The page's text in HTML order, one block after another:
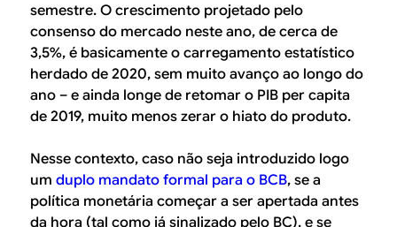
semestre. O crescimento projetado pelo
consenso do mercado neste ano, de cerca de
3,5%, é basicamente o carregamento estatístico
herdado de 2020, sem muito avanço ao longo do
ano – e ainda longe de retomar o PIB per capita
de 2019, muito menos zerar o hiato do produto.
Nesse contexto, caso não seja introduzido logo
um duplo mandato formal para o BCB, se a
política monetária começar a ser apertada antes
da hora (tal como já sinalizado pelo BC), e se